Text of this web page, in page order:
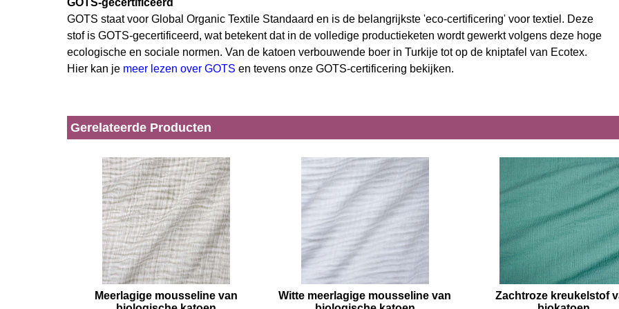
GOTS-gecertificeerd
GOTS staat voor Global Organic Textile Standaard en is de belangrijkste 'eco-certificering' voor textiel. Deze
stof is GOTS-gecertificeerd, wat betekent dat in de volledige productieketen wordt gewerkt volgens deze hoge
ecologische en sociale normen. Van de katoen verbouwende boer in Turkije tot op de kniptafel van Ecotex.
Hier kan je meer lezen over GOTS en tevens onze GOTS-certificering bekijken.
Gerelateerde Producten
Meerlagige mousseline van
Witte meerlagige mousseline van
Zachtroze kreukelstof